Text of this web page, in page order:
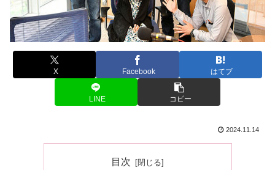
X Facebook はてブ
LINE コピー
2024.11.14
目次